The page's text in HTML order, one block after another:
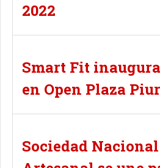
2022
Smart Fit
en Open Plaza
Sociedad Nacional